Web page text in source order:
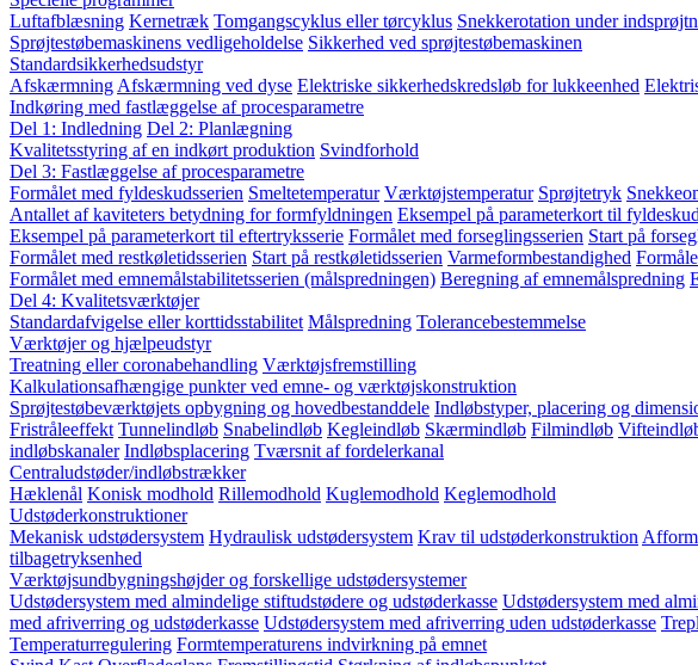
Luftafblæsning Kernetræk Tomgangscyklus eller tørcyklus Snekkerotation under
Sprøjtestøbemaskinens vedligeholdelse Sikkerhed ved sprøjtestøbemaskinen
Standardsikkerhedsudstyr
Afskærmning Afskærmning ved dyse Elektriske sikkerhedskredsløb for lukkeenhed
Indkøring med fastlæggelse af procesparametre
Del 1: Indledning Del 2: Planlægning
Kvalitetsstyring af en indkørt produktion Svindforhold
Del 3: Fastlæggelse af procesparametre
Formålet med fyldeskudsserien Smeltetemperatur Værktøjstemperatur Sprøjtetryk
Antallet af kaviteters betydning for formfyldningen Eksempel på parameterkort til
Eksempel på parameterkort til eftertryksserie Formålet med forseglingsserien Start på
Formålet med restkøletidsserien Start på restkøletidsserien Varmeformbestandighed
Formålet med emnemålstabilitetsserien (målspredningen) Beregning af emnemålspredning
Del 4: Kvalitetsværktøjer
Standardafvigelse eller korttidsstabilitet Målspredning Tolerancebestemmelse
Værktøjer og hjælpeudstyr
Treatning eller coronabehandling Værktøjsfremstilling
Kalkulationsafhængige punkter ved emne- og værktøjskonstruktion
Sprøjtestøbeværktøjets opbygning og hovedbestanddele Indløbstyper, placering og
Fristråleeffekt Tunnelindløb Snabelindløb Kegleindløb Skærmindløb Filmindløb
indløbskanaler Indløbsplacering Tværsnit af fordelerkanal
Centraludstøder/indløbstrækker
Hæklenål Konisk modhold Rillemodhold Kuglemodhold Keglemodhold
Udstøderkonstruktioner
Mekanisk udstødersystem Hydraulisk udstødersystem Krav til udstøderkonstruktion
tilbagetryksenhed
Værktøjsundbygningshøjder og forskellige udstødersystemer
Udstødersystem med almindelige stiftudstødere og udstøderkasse Udstødersystem med
med afriverring og udstøderkasse Udstødersystem med afriverring uden udstøderkasse
Temperaturregulering Formtemperaturens indvirkning på emnet